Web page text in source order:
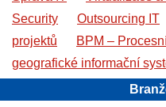
Security
Outsourcing IT
projektů
BPM –
geografické informační